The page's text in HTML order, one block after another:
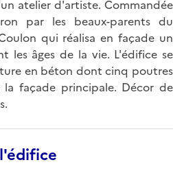
atelier d'artiste. Commandée
par les beaux-parents du
qui réalisa en façade un
les âges de la vie. L'édifice se
en béton dont cinq poutres
la façade principale. Décor de